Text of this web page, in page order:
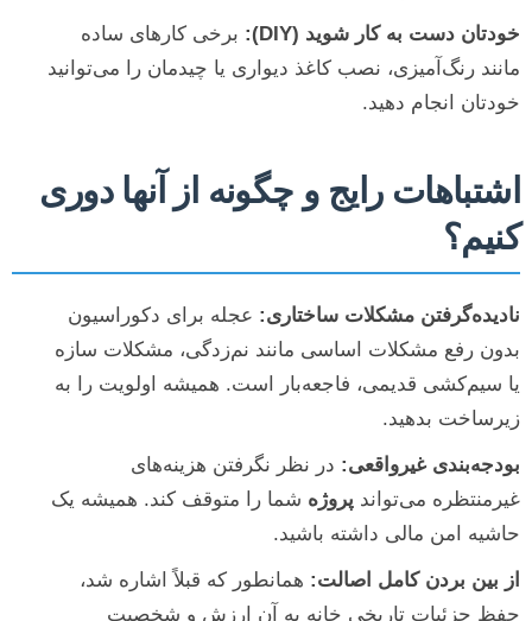
خودتان دست به کار شوید (DIY):
برخی کارهای ساده
مانند رنگ‌آمیزی، نصب کاغذ دیواری یا چیدمان را می‌توانید
خودتان انجام دهید.
اشتباهات رایج و چگونه از آنها دوری
کنیم؟
نادیده‌گرفتن مشکلات ساختاری: عجله برای دکوراسیون
بدون رفع مشکلات اساسی مانند نم‌زدگی، مشکلات سازه
یا سیم‌کشی قدیمی، فاجعه‌بار است. همیشه اولویت را به
زیرساخت بدهید.
بودجه‌بندی غیرواقعی: در نظر نگرفتن هزینه‌های
غیرمنتظره می‌تواند پروژه شما را متوقف کند. همیشه یک
حاشیه امن مالی داشته باشید.
از بین بردن کامل اصالت: همانطور که قبلاً اشاره شد،
حفظ جزئیات تاریخی خانه به آن ارزش و شخصیت